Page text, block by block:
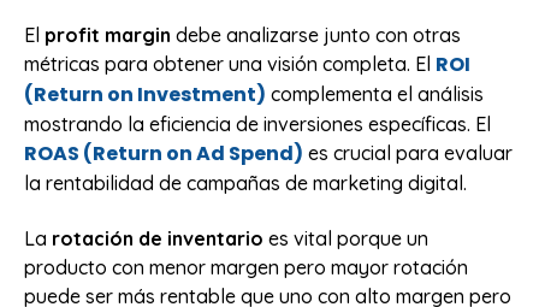
El profit margin debe analizarse junto con otras
métricas para obtener una visión completa. El ROI
(Return on Investment) complementa el análisis
mostrando la eficiencia de inversiones específicas. El
ROAS (Return on Ad Spend) es crucial para evaluar
la rentabilidad de campañas de marketing digital.
La rotación de inventario es vital porque un
producto con menor margen pero mayor rotación
puede ser más rentable que uno con alto margen pero